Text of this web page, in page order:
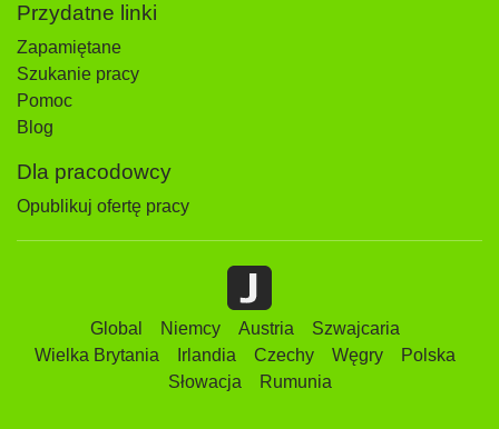
Przydatne linki
Zapamiętane
Szukanie pracy
Pomoc
Blog
Dla pracodowcy
Opublikuj ofertę pracy
Global Niemcy Austria
Szwajcaria
Wielka Brytania
Irlandia Czechy Węgry
Polska
Słowacja
Rumunia